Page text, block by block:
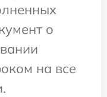
о
на все